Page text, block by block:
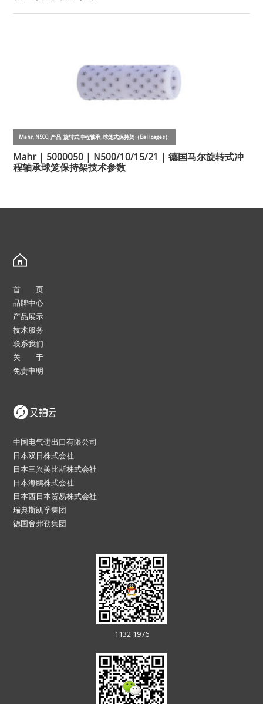
首 页
品牌中心
产品展示
技术服务
联系我们
关 于
免责申明
中国电气进出口有限公司
日本双日株式会社
日本三兴美比斯株式会社
日本海鸥株式会社
日本西日本贸易株式会社
瑞典斯凯孚集团
德国舍弗勒集团
1132 1976